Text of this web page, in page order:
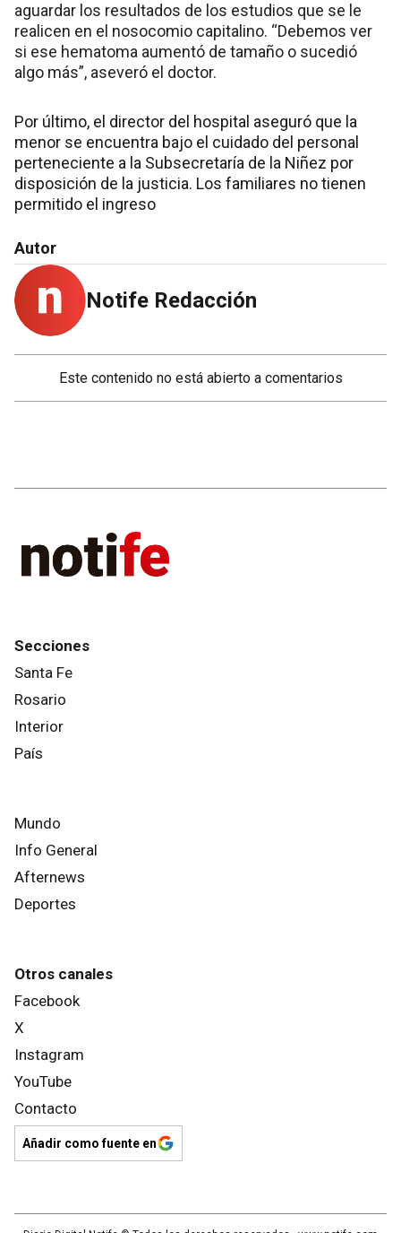
aguardar los resultados de los estudios que se le
realicen en el nosocomio capitalino. “Debemos ver
si ese hematoma aumentó de tamaño o sucedió
algo más”, aseveró el doctor.
Por último, el director del hospital aseguró que la
menor se encuentra bajo el cuidado del personal
perteneciente a la Subsecretaría de la Niñez por
disposición de la justicia. Los familiares no tienen
permitido el ingreso
Autor
Notife Redacción
Este contenido no está abierto a comentarios
Secciones
Santa Fe
Rosario
Interior
País
Mundo
Info General
Afternews
Deportes
Otros canales
Facebook
X
Instagram
YouTube
Contacto
Añadir como fuente en